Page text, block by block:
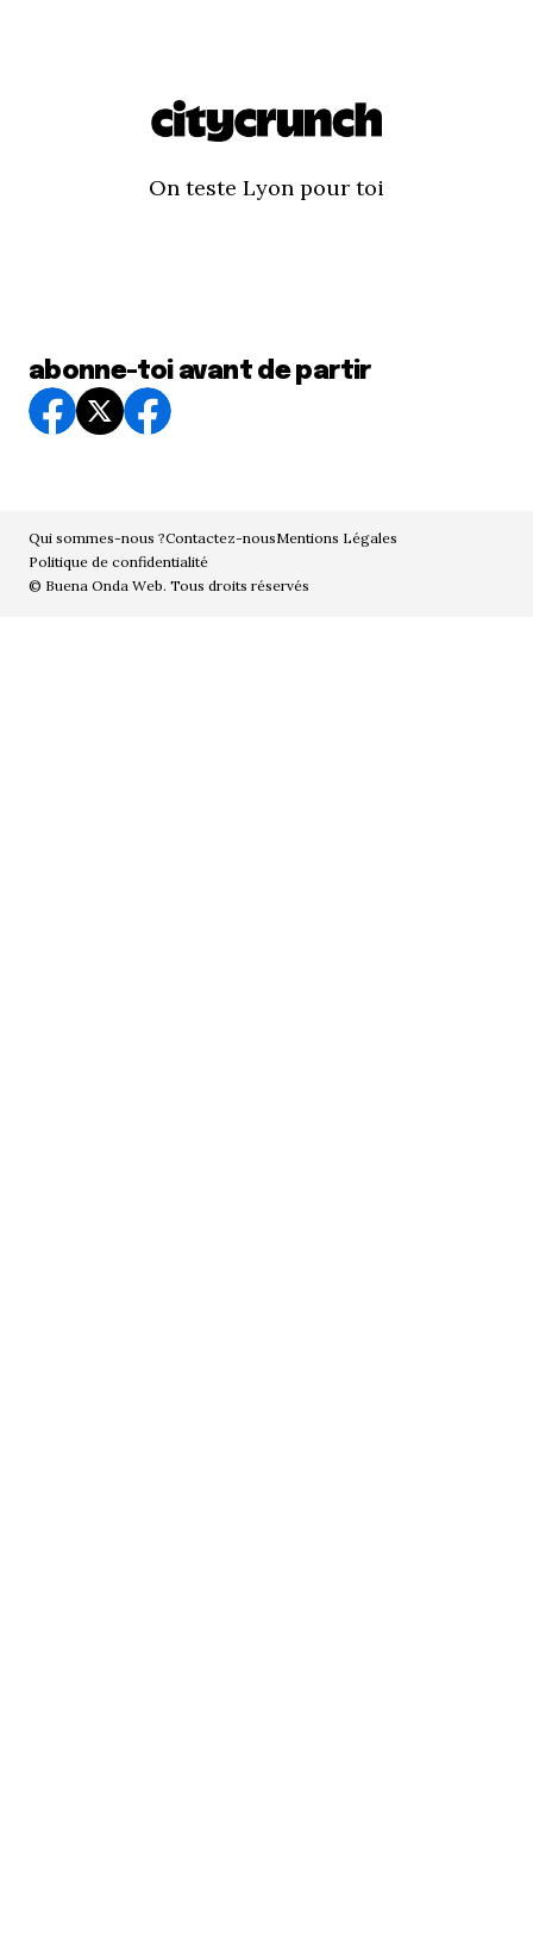
On teste Lyon pour toi
abonne-toi avant de partir
Qui sommes-nous ?Contactez-nousMentions Légales
Politique de confidentialité
© Buena Onda Web. Tous droits réservés